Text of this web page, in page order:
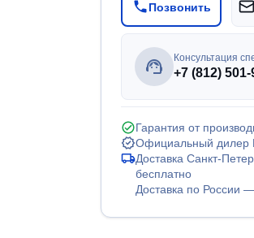
Позвонить
Консультация
+7 (812) 501-
Гарантия от
Официальный дилер
Доставка Санкт-
бесплатно
Доставка по России —